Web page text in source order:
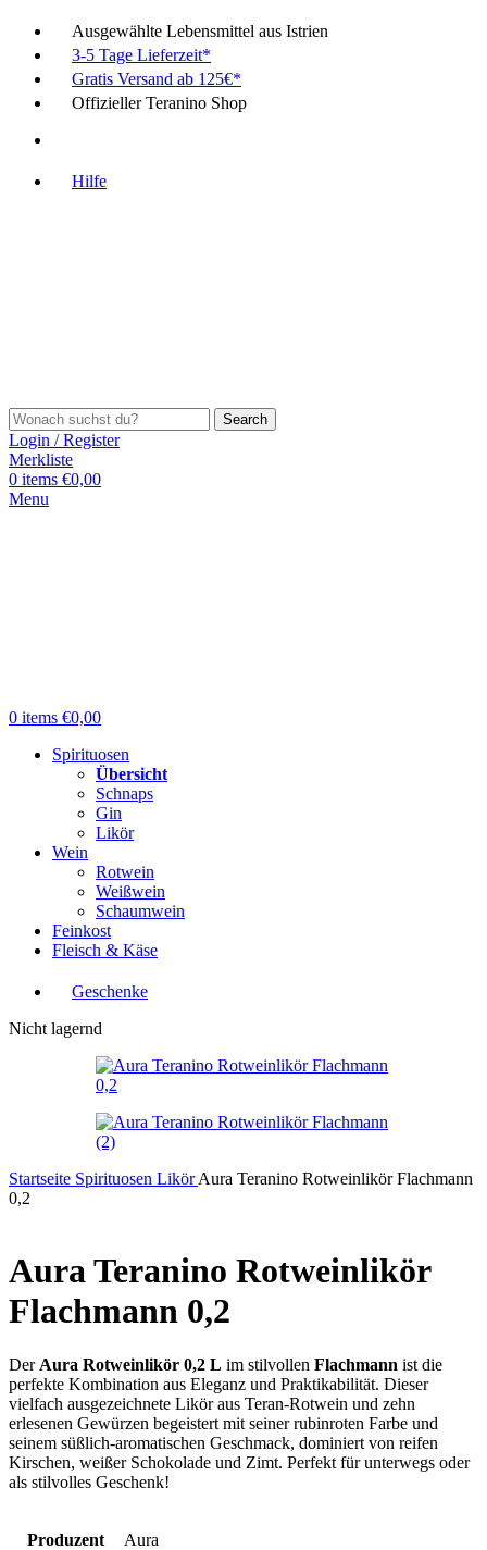
Ausgewählte Lebensmittel aus Istrien
3-5 Tage Lieferzeit*
Gratis Versand ab 125€*
Offizieller Teranino Shop
Hilfe
Search
Login / Register
Merkliste
0 items €0,00
Menu
0 items €0,00
Spirituosen
Übersicht
Schnaps
Gin
Likör
Wein
Rotwein
Weißwein
Schaumwein
Feinkost
Fleisch & Käse
Geschenke
Nicht lagernd
Startseite Spirituosen LikörAura Teranino Rotweinlikör Flachmann
0,2
Aura Teranino Rotweinlikör
Flachmann 0,2
Der Aura Rotweinlikör 0,2 L im stilvollen Flachmann ist die
perfekte Kombination aus Eleganz und Praktikabilität. Dieser
vielfach ausgezeichnete Likör aus Teran-Rotwein und zehn
erlesenen Gewürzen begeistert mit seiner rubinroten Farbe und
seinem süßlich-aromatischen Geschmack, dominiert von reifen
Kirschen, weißer Schokolade und Zimt. Perfekt für unterwegs oder
als stilvolles Geschenk!
Produzent Aura